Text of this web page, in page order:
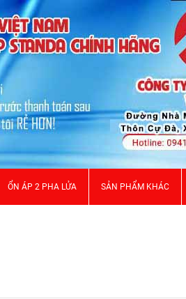
ỔN ÁP 2 PHA LỬA SẢN PHẨM KHÁC